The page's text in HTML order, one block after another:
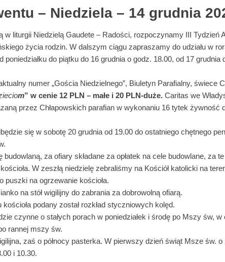
– Niedziela – 14 grudnia
w liturgii Nie­dzielą Gaudete – Radości, rozpoczynamy III Tydzień
życia rodzin. W dalszym ciągu zapraszamy do udziału w
poniedziałku do piątku do 16 grudnia o godz. 18.00, od 17 grudnia
numer „Gościa Niedzielnego”, Biuletyn Parafialny, świece
m” w cenie 12 PLN – małe i 20 PLN-duże. Caritas we
przez Chłapowskich parafian w wykonaniu 16 tytek żywność
się w sobotę 20 grudnia od 19.00 do ostatniego chętnego
za ofiary składane za opłatek na cele budowlane, za te
W zeszłą niedzielę zebraliśmy na Kościół katolicki na
puszki na ogrzewanie kościoła.
na stół wigilijny do zabrania za dobrowolną ofiarą.
podany został rozkład styczniowych kolęd.
czynne o stałych porach w poniedziałek i środę po Mszy św,
rannej mszy św.
zaś o północy pasterka. W pierwszy dzień świąt Msze św. o
i 10.30.